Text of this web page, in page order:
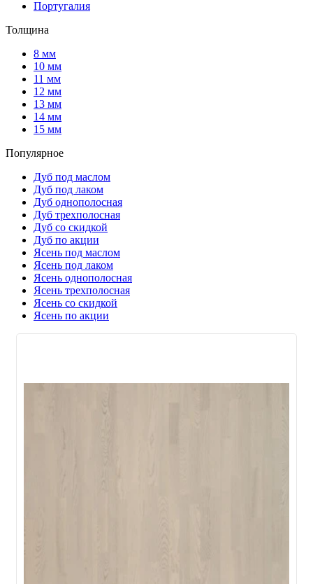
Португалия
Толщина
8 мм
10 мм
11 мм
12 мм
13 мм
14 мм
15 мм
Популярное
Дуб под маслом
Дуб под лаком
Дуб однополосная
Дуб трехполосная
Дуб со скидкой
Дуб по акции
Ясень под маслом
Ясень под лаком
Ясень однополосная
Ясень трехполосная
Ясень со скидкой
Ясень по акции